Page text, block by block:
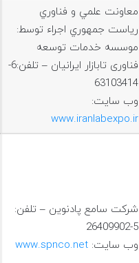
معاونت علمي و فناوري
رياست جمهوري اجراء توسط:
موسسه خدمات توسعه
فناوری تابازار ایرانیان – تلفن:6-
63103414
وب سایت:
www.iranlabexpo.ir
شرکت سامع پادنوین – تلفن:
5-26409902
وب سایت: www.spnco.net